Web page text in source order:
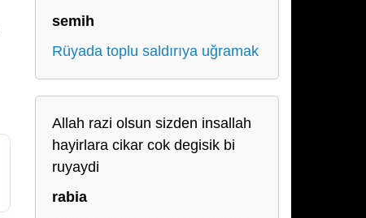
semih
Rüyada toplu saldırıya uğramak
Allah razi olsun sizden insallah
hayirlara cikar cok degisik bi
ruyaydi
rabia